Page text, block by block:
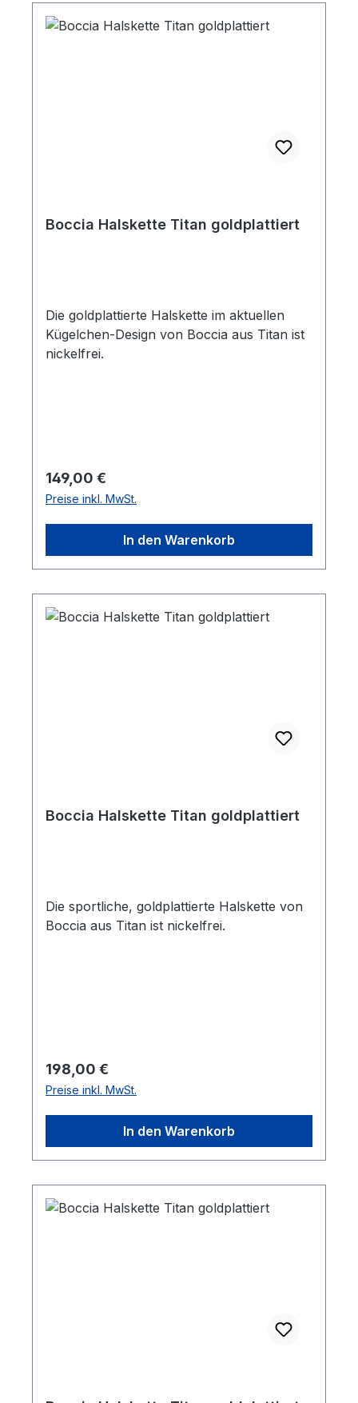
Boccia Halskette Titan goldplattiert
Die goldplattierte Halskette im aktuellen
Kügelchen-Design von Boccia aus Titan ist
nickelfrei.
Regulärer Preis:
149,00 €
Preise inkl. MwSt.
In den Warenkorb
Boccia Halskette Titan goldplattiert
Die sportliche, goldplattierte Halskette von
Boccia aus Titan ist nickelfrei.
Regulärer Preis:
198,00 €
Preise inkl. MwSt.
In den Warenkorb